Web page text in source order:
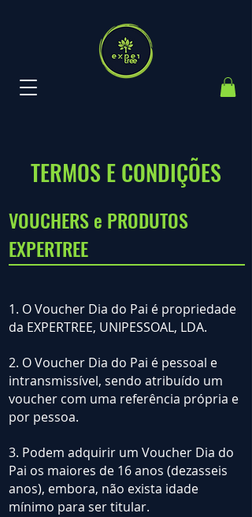
TERMOS E CONDIÇÕES
VOUCHERS e PRODUTOS
EXPERTREE
1. O Voucher Dia do Pai é propriedade
da EXPERTREE, UNIPESSOAL, LDA.
2. O Voucher Dia do Pai é pessoal e
intransmissível, sendo atribuído um
voucher com uma referência própria e
por pessoa.
3. Podem adquirir um Voucher Dia do
Pai os maiores de 16 anos (dezasseis
anos), embora, não exista idade
mínimo para ser titular.